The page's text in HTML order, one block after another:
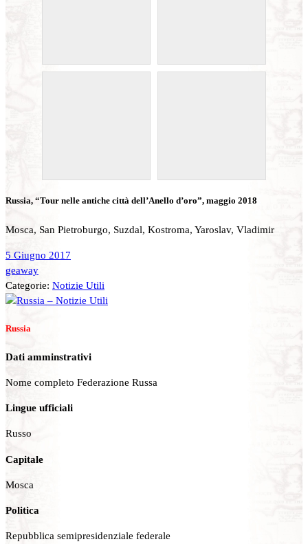
Russia, “Tour nelle antiche città dell’Anello d’oro”, maggio 2018
Mosca, San Pietroburgo, Suzdal, Kostroma, Yaroslav, Vladimir
5 Giugno 2017
geaway
Categorie: Notizie Utili
Russia
Dati amminstrativi
Nome completo Federazione Russa
Lingue ufficiali
Russo
Capitale
Mosca
Politica
Repubblica semipresidenziale federale